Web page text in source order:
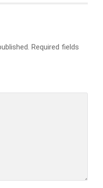
Required fields